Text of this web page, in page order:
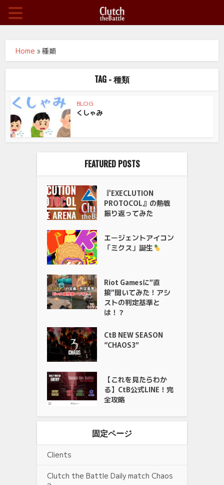
Home »種類
TAG - 種類
BLOG
くしゃみ
FEATURED POSTS
『EXECLUTION
PROTOCOL』の熱戦
振り返ってみた
エージェントアイコン
「ミクス」誕生
Riot Gamesに”直
接”聞いてみた！アシ
ストの判定基準と
は！？
CtB NEW SEASON
“CHAOS3”
【これを見たらわか
る】CtB公式LINE！完
全攻略
固定ページ
Clients
Clutch the Battle Daily match Chaos